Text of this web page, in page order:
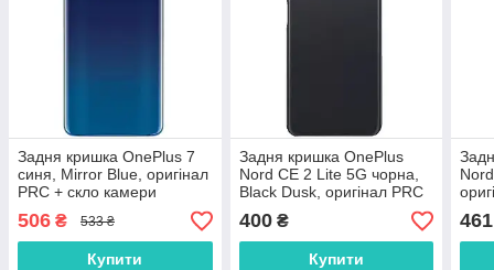
Задня кришка OnePlus 7
синя, Mirror Blue, оригінал
PRC + скло камери
506 ₴ 533 ₴
Купити
Задня кришка OnePlus
Nord CE 2 Lite 5G чорна,
Black Dusk, оригінал PRC
+ скло камери
400₴
Купити
461